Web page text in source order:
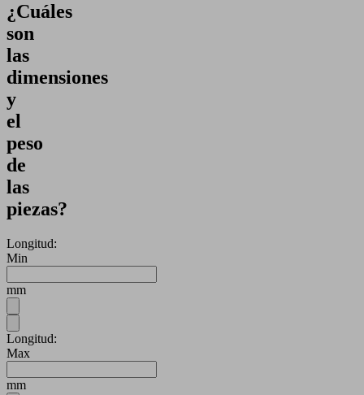
¿Cuáles
son
las
dimensiones
y
el
peso
de
las
piezas?
Longitud:
Min
mm
Longitud:
Max
mm